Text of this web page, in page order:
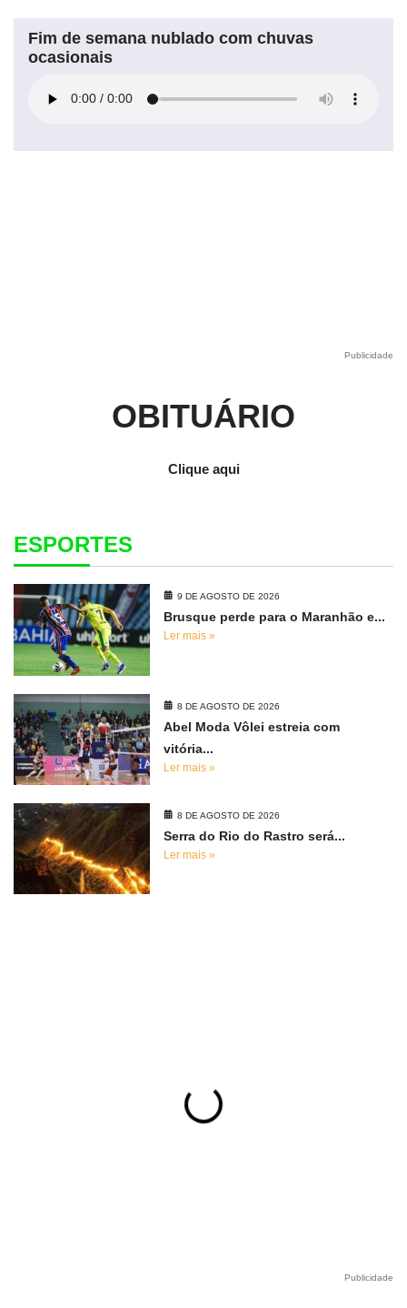
Fim de semana nublado com chuvas
ocasionais
Publicidade
OBITUÁRIO
Clique aqui
ESPORTES
9 DE AGOSTO DE 2026
Brusque perde para o Maranhão e...
Ler mais »
8 DE AGOSTO DE 2026
Abel Moda Vôlei estreia com
vitória...
Ler mais »
8 DE AGOSTO DE 2026
Serra do Rio do Rastro será...
Ler mais »
Publicidade